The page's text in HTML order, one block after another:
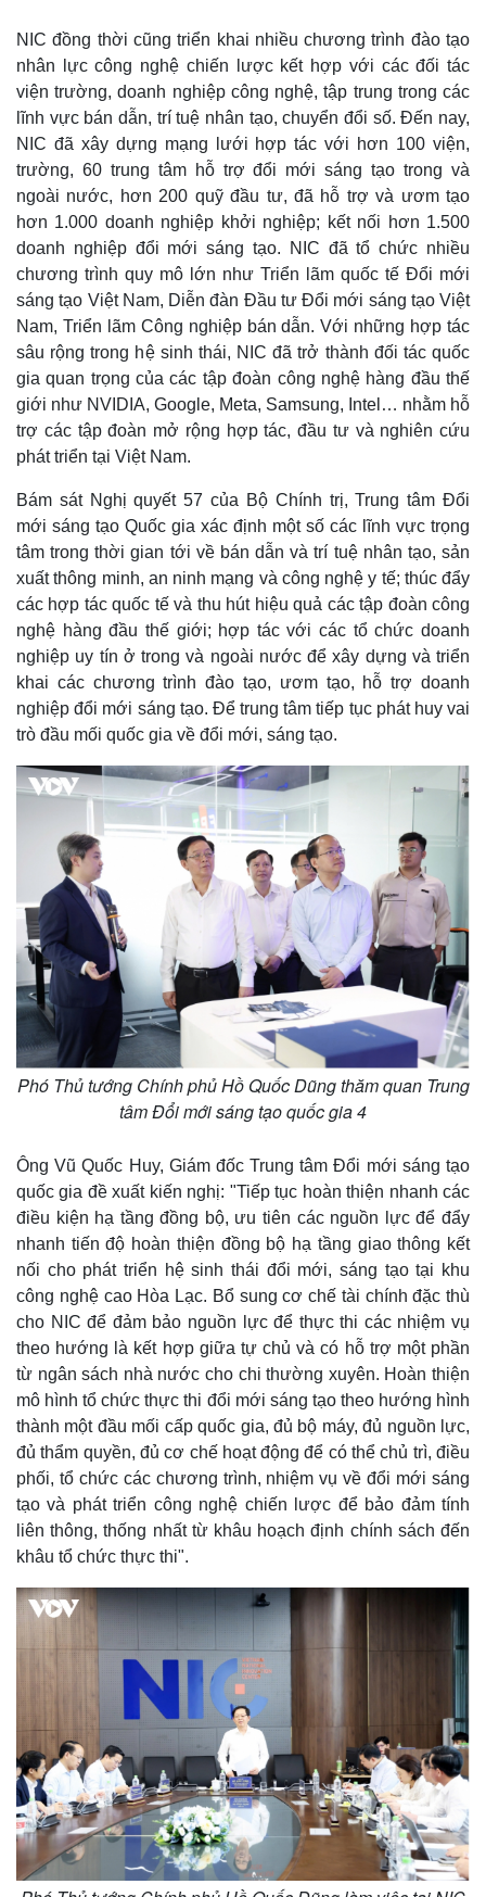
Quan sát
Cuộc sống đó đây
Hồ sơ
Video
Ảnh
E-Magazine
Infographic
Kinh tế
Bất động sản
Khởi nghiệp
Thị trường
Giá vàng
Tiêu dùng
Tỷ giá
Chứng khoán
Giá cà phê
NIC đồng thời cũng triển khai nhiều chương trình đào tạo
nhân lực công nghệ chiến lược kết hợp với các đối tác
viện trường, doanh nghiệp công nghệ, tập trung trong các
lĩnh vực bán dẫn, trí tuệ nhân tạo, chuyển đổi số. Đến nay,
NIC đã xây dựng mạng lưới hợp tác với hơn 100 viện,
trường, 60 trung tâm hỗ trợ đổi mới sáng tạo trong và
ngoài nước, hơn 200 quỹ đầu tư, đã hỗ trợ và ươm tạo
hơn 1.000 doanh nghiệp khởi nghiệp; kết nối hơn 1.500
doanh nghiệp đổi mới sáng tạo. NIC đã tổ chức nhiều
chương trình quy mô lớn như Triển lãm quốc tế Đổi mới
sáng tạo Việt Nam, Diễn đàn Đầu tư Đổi mới sáng tạo Việt
Nam, Triển lãm Công nghiệp bán dẫn. Với những hợp tác
sâu rộng trong hệ sinh thái, NIC đã trở thành đối tác quốc
gia quan trọng của các tập đoàn công nghệ hàng đầu thế
giới như NVIDIA, Google, Meta, Samsung, Intel… nhằm hỗ
trợ các tập đoàn mở rộng hợp tác, đầu tư và nghiên cứu
phát triển tại Việt Nam.
Bám sát Nghị quyết 57 của Bộ Chính trị, Trung tâm Đổi
mới sáng tạo Quốc gia xác định một số các lĩnh vực trọng
tâm trong thời gian tới về bán dẫn và trí tuệ nhân tạo, sản
xuất thông minh, an ninh mạng và công nghệ y tế; thúc đẩy
các hợp tác quốc tế và thu hút hiệu quả các tập đoàn công
nghệ hàng đầu thế giới; hợp tác với các tổ chức doanh
nghiệp uy tín ở trong và ngoài nước để xây dựng và triển
khai các chương trình đào tạo, ươm tạo, hỗ trợ doanh
nghiệp đổi mới sáng tạo. Để trung tâm tiếp tục phát huy vai
trò đầu mối quốc gia về đổi mới, sáng tạo.
Phó Thủ tướng Chính phủ Hồ Quốc Dũng thăm quan Trung
tâm Đổi mới sáng tạo quốc gia 4
Ông Vũ Quốc Huy, Giám đốc Trung tâm Đổi mới sáng tạo
quốc gia đề xuất kiến nghị: "Tiếp tục hoàn thiện nhanh các
điều kiện hạ tầng đồng bộ, ưu tiên các nguồn lực để đẩy
nhanh tiến độ hoàn thiện đồng bộ hạ tầng giao thông kết
nối cho phát triển hệ sinh thái đổi mới, sáng tạo tại khu
công nghệ cao Hòa Lạc. Bổ sung cơ chế tài chính đặc thù
cho NIC để đảm bảo nguồn lực để thực thi các nhiệm vụ
theo hướng là kết hợp giữa tự chủ và có hỗ trợ một phần
từ ngân sách nhà nước cho chi thường xuyên. Hoàn thiện
mô hình tổ chức thực thi đổi mới sáng tạo theo hướng hình
thành một đầu mối cấp quốc gia, đủ bộ máy, đủ nguồn lực,
đủ thẩm quyền, đủ cơ chế hoạt động để có thể chủ trì, điều
phối, tổ chức các chương trình, nhiệm vụ về đổi mới sáng
tạo và phát triển công nghệ chiến lược để bảo đảm tính
liên thông, thống nhất từ khâu hoạch định chính sách đến
khâu tổ chức thực thi".